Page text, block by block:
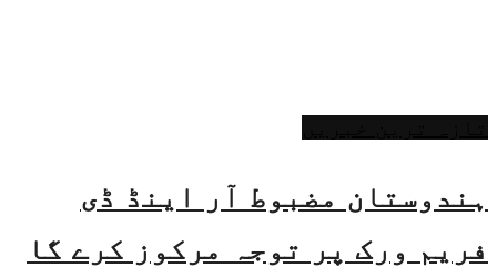
ہندوستان مضبوط آر اینڈ ڈی
فریم ورک پر توجہ مرکوز کرے گا